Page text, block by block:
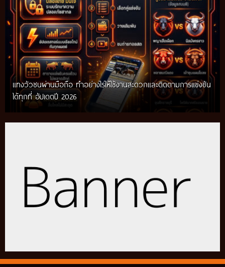
แทงวัวชนผ่านมือถือ ทำอย่างไรให้ใช้งานสะดวกและติดตามการแข่งขัน
ได้ทุกที่ อัปเดตปี 2026